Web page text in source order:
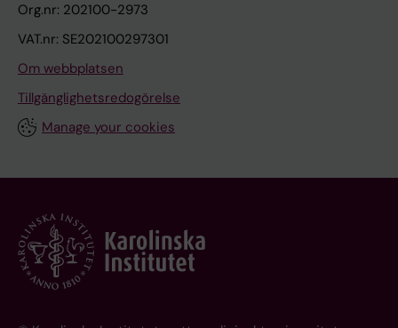
Org.nr: 202100-2973
VAT.nr: SE202100297301
Om webbplatsen
Tillgänglighetsredogörelse
Manage your cookies